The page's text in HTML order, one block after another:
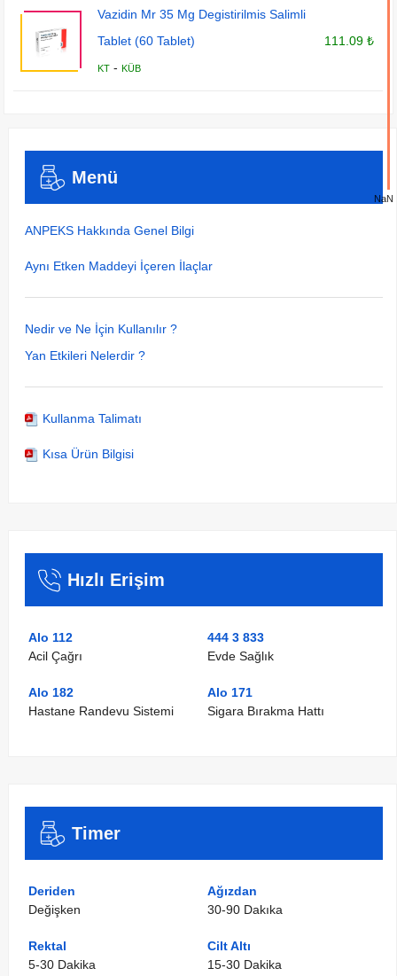
Vazidin Mr 35 Mg Degistirilmis Salimli
Tablet (60 Tablet)
KT -KÜB
111.09 ₺
Menü
ANPEKS Hakkında Genel Bilgi
Aynı Etken Maddeyi İçeren İlaçlar
Nedir ve Ne İçin Kullanılır ?
Yan Etkileri Nelerdir ?
Kullanma Talimatı
Kısa Ürün Bilgisi
Hızlı Erişim
Alo 112
Acil Çağrı
444 3 833
Evde Sağlık
Alo 182
Hastane Randevu Sistemi
Alo 171
Sigara Bırakma Hattı
Timer
Deriden
Değişken
Ağızdan
30-90 Dakıka
Rektal
5-30 Dakika
Cilt Altı
15-30 Dakika
NaN